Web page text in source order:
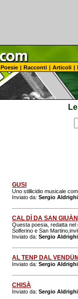
Poesie | Racconti | Articoli |
GUSI
Uno stillicidio musicale
Inviato da: Sergio Aldrighi
CAL DÌ DA SAN GIUÀN
Questa poesia, redatta nel
Solferino e San
Inviato da: Sergio Aldrighi
AL TENP DAL
Inviato da: Sergio Aldrighi
CHISÀ
Inviato da: Sergio Aldrighi